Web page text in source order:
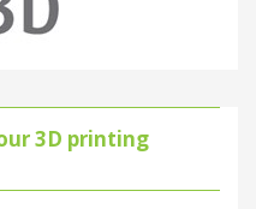
3D printing